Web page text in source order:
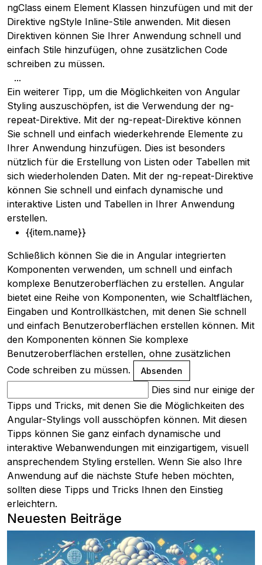
ngClass einem Element Klassen hinzufügen und mit der
Direktive ngStyle Inline-Stile anwenden. Mit diesen
Direktiven können Sie Ihrer Anwendung schnell und
einfach Stile hinzufügen, ohne zusätzlichen Code
schreiben zu müssen.
...
Ein weiterer Tipp, um die Möglichkeiten von Angular
Styling auszuschöpfen, ist die Verwendung der ng-
repeat-Direktive. Mit der ng-repeat-Direktive können
Sie schnell und einfach wiederkehrende Elemente zu
Ihrer Anwendung hinzufügen. Dies ist besonders
nützlich für die Erstellung von Listen oder Tabellen mit
sich wiederholenden Daten. Mit der ng-repeat-Direktive
können Sie schnell und einfach dynamische und
interaktive Listen und Tabellen in Ihrer Anwendung
erstellen.
{{item.name}}
Schließlich können Sie die in Angular integrierten
Komponenten verwenden, um schnell und einfach
komplexe Benutzeroberflächen zu erstellen. Angular
bietet eine Reihe von Komponenten, wie Schaltflächen,
Eingaben und Kontrollkästchen, mit denen Sie schnell
und einfach Benutzeroberflächen erstellen können. Mit
den Komponenten können Sie komplexe
Benutzeroberflächen erstellen, ohne zusätzlichen
Code schreiben zu müssen.
Absenden
Dies sind nur einige der
Tipps und Tricks, mit denen Sie die Möglichkeiten des
Angular-Stylings voll ausschöpfen können. Mit diesen
Tipps können Sie ganz einfach dynamische und
interaktive Webanwendungen mit einzigartigem, visuell
ansprechendem Styling erstellen. Wenn Sie also Ihre
Anwendung auf die nächste Stufe heben möchten,
sollten diese Tipps und Tricks Ihnen den Einstieg
erleichtern.
Neuesten Beiträge